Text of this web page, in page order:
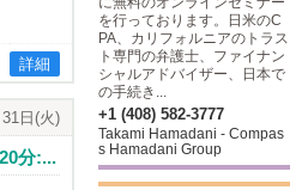
詳細
日(火)
分:...
を行っております。日米のC
PA、カリフォルニアのトラス
ト専門の弁護士、ファイナン
シャルアドバイザー、日本で
の手続き...
+1 (408) 582-3777
Takami Hamadani - Compas
s Hamadani Group